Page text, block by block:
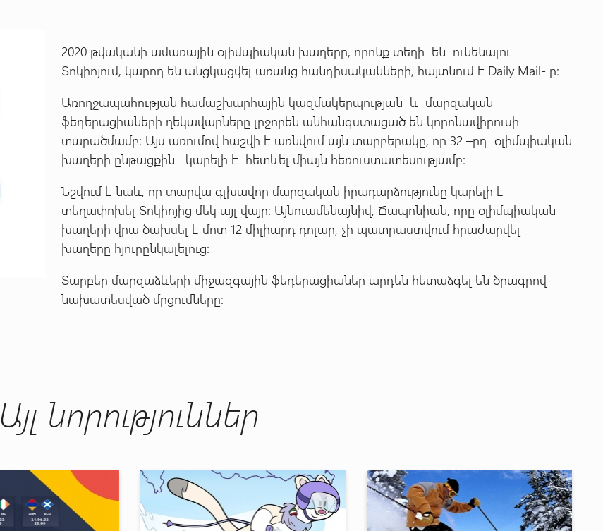
2020 թվականի ամառային օլիմպիական խաղերը, որոնք տեղի են ունենալու
Տոկիոյում, կարող են անցկացվել առանց հանդիսականների, հայտնում է Daily Mail- ը:
Առողջապահության համաշխարհային կազմակերպության և մարզական
ֆեդերացիաների ղեկավարները լրջորեն անհանգստացած են կորոնավիրուսի
տարածմամբ: Այս առումով հաշվի է առնվում այն տարբերակը, որ 32 –րդ օլիմպիական
խաղերի ընթացքին կարելի է հետևել միայն հեռուստատեսությամբ:
Նշվում է նաև, որ տարվա գլխավոր մարզական իրադարձությունը կարելի է
տեղափոխել Տոկիոյից մեկ այլ վայր: Այնուամենայնիվ, Ճապոնիան, որը օլիմպիական
խաղերի վրա ծախսել է մոտ 12 միլիարդ դոլար, չի պատրաստվում հրաժարվել
խաղերը հյուրընկալելուց:
Տարբեր մարզաձևերի միջազգային ֆեդերացիաներ արդեն հետաձգել են ծրագրով
նախատեսված մրցումները:
Այլ նորություններ